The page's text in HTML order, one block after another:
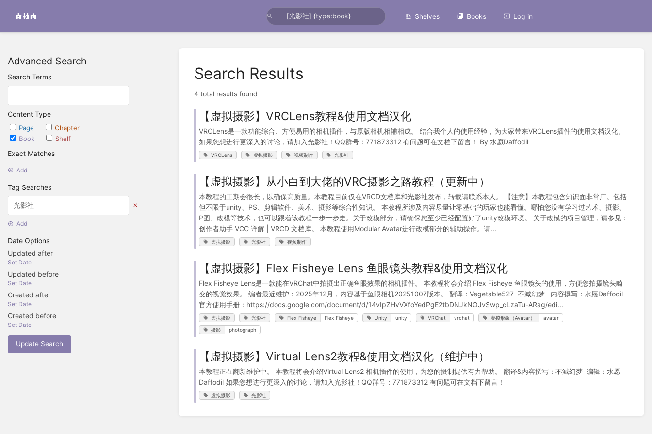
Shelves Books Log in
Advanced Search
Search Terms
Content Type
Page
Chapter
Book
Shelf
Exact Matches
Add
Tag Searches
Add
Date Options
Updated after
Set Date
Updated before
Set Date
Created after
Set Date
Created before
Set Date
Update Search
Search Results
4 total results found
【虚拟摄影】VRCLens教程&使用文档汉化
VRCLens是一款功能综合、方便易用的相机插件，与原版相机相辅相成。 结合我个人的使用经验，为大家带来VRCLens插件的使用文档汉化。
如果您想进行更深入的讨论，请加入光影社！QQ群号：771873312 有问题可在文档下留言！ By 水愿Daffodil
VRCLens 虚拟摄影 视频制作 光影社
【虚拟摄影】从小白到大佬的VRC摄影之路教程（更新中）
本教程的工期会很长，以确保高质量。本教程目前仅在VRCD文档库和光影社发布，转载请联系本人。 【注意】本教程包含知识面非常广。包括
但不限于unity、PS、剪辑软件、美术、摄影等综合性知识。 本教程所涉及内容尽量让零基础的玩家也能看懂。哪怕您没有学习过艺术、摄影、
P图、改模等技术，也可以跟着该教程一步一步走。关于改模部分，请确保您至少已经配置好了unity改模环境。 关于改模的项目管理，请参见：
创作者助手 VCC 详解 | VRCD 文档库。 本教程使用Modular Avatar进行改模部分的辅助操作。请...
虚拟摄影 光影社 视频制作
【虚拟摄影】Flex Fisheye Lens 鱼眼镜头教程&使用文档汉化
Flex Fisheye Lens是一款能在VRChat中拍摄出正确鱼眼效果的相机插件。 本教程将会介绍 Flex Fisheye 鱼眼镜头的使用，方便您拍摄镜头畸
变的视觉效果。 编者最近维护：2025年12月，内容基于鱼眼相机20251007版本。 翻译：Vegetable527 不滅幻梦 内容撰写：水愿Daffodil
官方使用手册：https://docs.google.com/document/d/14vIpZHvVXfoYedPgE2tbDNJkNOJvSwp_cLzaTu-ARag/edi...
虚拟摄影 光影社 Flex Fisheye Flex Fisheye Unity unity VRChat vrchat 虚拟形象（Avatar） avatar
摄影 photograph
【虚拟摄影】Virtual Lens2教程&使用文档汉化（维护中）
本教程正在翻新维护中。 本教程将会介绍Virtual Lens2 相机插件的使用，为您的摄制提供有力帮助。 翻译&内容撰写：不滅幻梦 编辑：水愿
Daffodil 如果您想进行更深入的讨论，请加入光影社！QQ群号：771873312 有问题可在文档下留言！
虚拟摄影 光影社